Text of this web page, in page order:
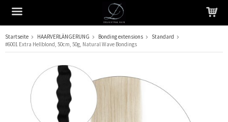
Das Produkt wurde in Ihren Warenkorb gelegt
Startseite HAARVERLÄNGERUNG Bonding extensions
Standard
#6001 Extra Hellblond, 50cm, 50g, Natural Wave Bondings